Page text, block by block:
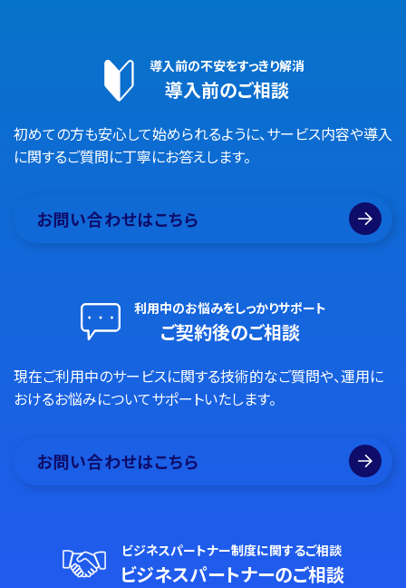
導入前の不安をすっきり解消
導入前のご相談
初めての方も安心して始められるように、サービス内容や導入
に関するご質問に丁寧にお答えします。
お問い合わせはこちら
利用中のお悩みをしっかりサポート
ご契約後のご相談
現在ご利用中のサービスに関する技術的なご質問や、運用に
おけるお悩みについてサポートいたします。
お問い合わせはこちら
ビジネスパートナー制度に関するご相談
ビジネスパートナーのご相談